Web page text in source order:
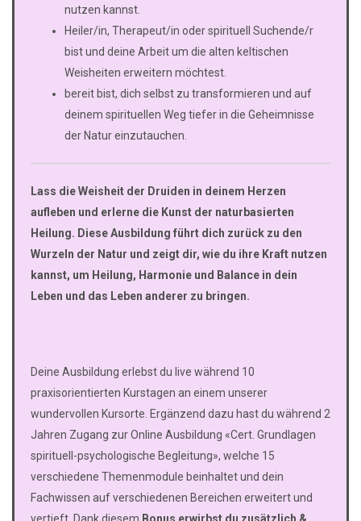
nutzen kannst.
Heiler/in, Therapeut/in oder spirituell Suchende/r
bist und deine Arbeit um die alten keltischen
Weisheiten erweitern möchtest.
bereit bist, dich selbst zu transformieren und auf
deinem spirituellen Weg tiefer in die Geheimnisse
der Natur einzutauchen.
Lass die Weisheit der Druiden in deinem Herzen
aufleben und erlerne die Kunst der naturbasierten
Heilung. Diese Ausbildung führt dich zurück zu den
Wurzeln der Natur und zeigt dir, wie du ihre Kraft nutzen
kannst, um Heilung, Harmonie und Balance in dein
Leben und das Leben anderer zu bringen.
Deine Ausbildung erlebst du live während 10
praxisorientierten Kurstagen an einem unserer
wundervollen Kursorte. Ergänzend dazu hast du während 2
Jahren Zugang zur Online Ausbildung «Cert. Grundlagen
spirituell-psychologische Begleitung», welche 15
verschiedene Themenmodule beinhaltet und dein
Fachwissen auf verschiedenen Bereichen erweitert und